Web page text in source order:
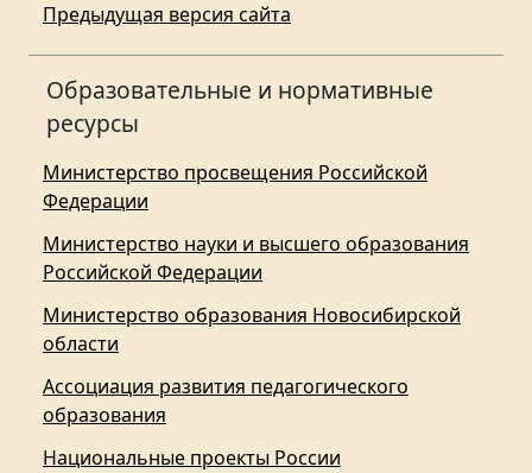
Предыдущая версия сайта
Образовательные и нормативные
ресурсы
Министерство просвещения Российской
Федерации
Министерство науки и высшего образования
Российской Федерации
Министерство образования Новосибирской
области
Ассоциация развития педагогического
образования
Национальные проекты России